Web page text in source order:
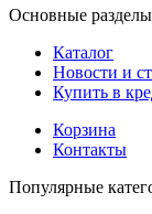
Основные разделы
Каталог
Новости и
Купить в
Корзина
Контакты
Популярные